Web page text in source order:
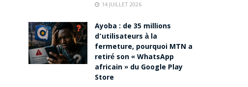
14 JUILLET 2026
Ayoba : de 35 millions
d’utilisateurs à la
fermeture, pourquoi MTN a
retiré son « WhatsApp
africain » du Google Play
Store